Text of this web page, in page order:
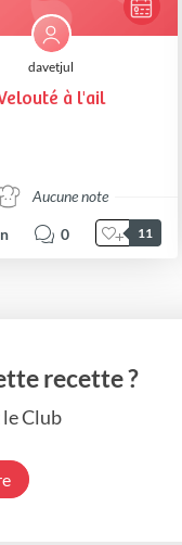
davetjul
à l'ail
Aucune note
0 11
recette ?
Club